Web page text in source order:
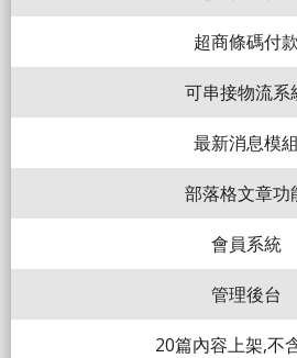
超商條碼付款
可串接物流系
最新消息模組
部落格文章功
會員系統
管理後台
20篇內容上架,不